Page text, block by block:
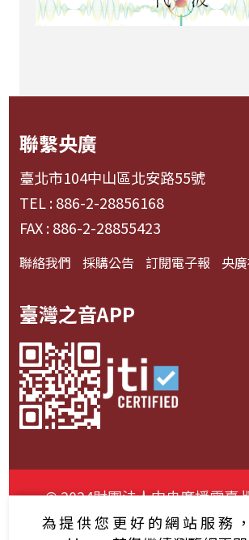
聯繫央廣
臺北市104中山區北安路55號
TEL : 886-2-28856168
FAX : 886-2-28855423
聯絡我們 採購公告 訂閱電子報 央
臺灣之音APP
© 2024財團法人中央廣播電臺
資通安全政策聲明
服務條款
為提供您更好的網站服務